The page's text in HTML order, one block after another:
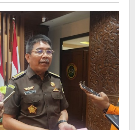
Sumenep
Masuk
Tahap
Penyidikan